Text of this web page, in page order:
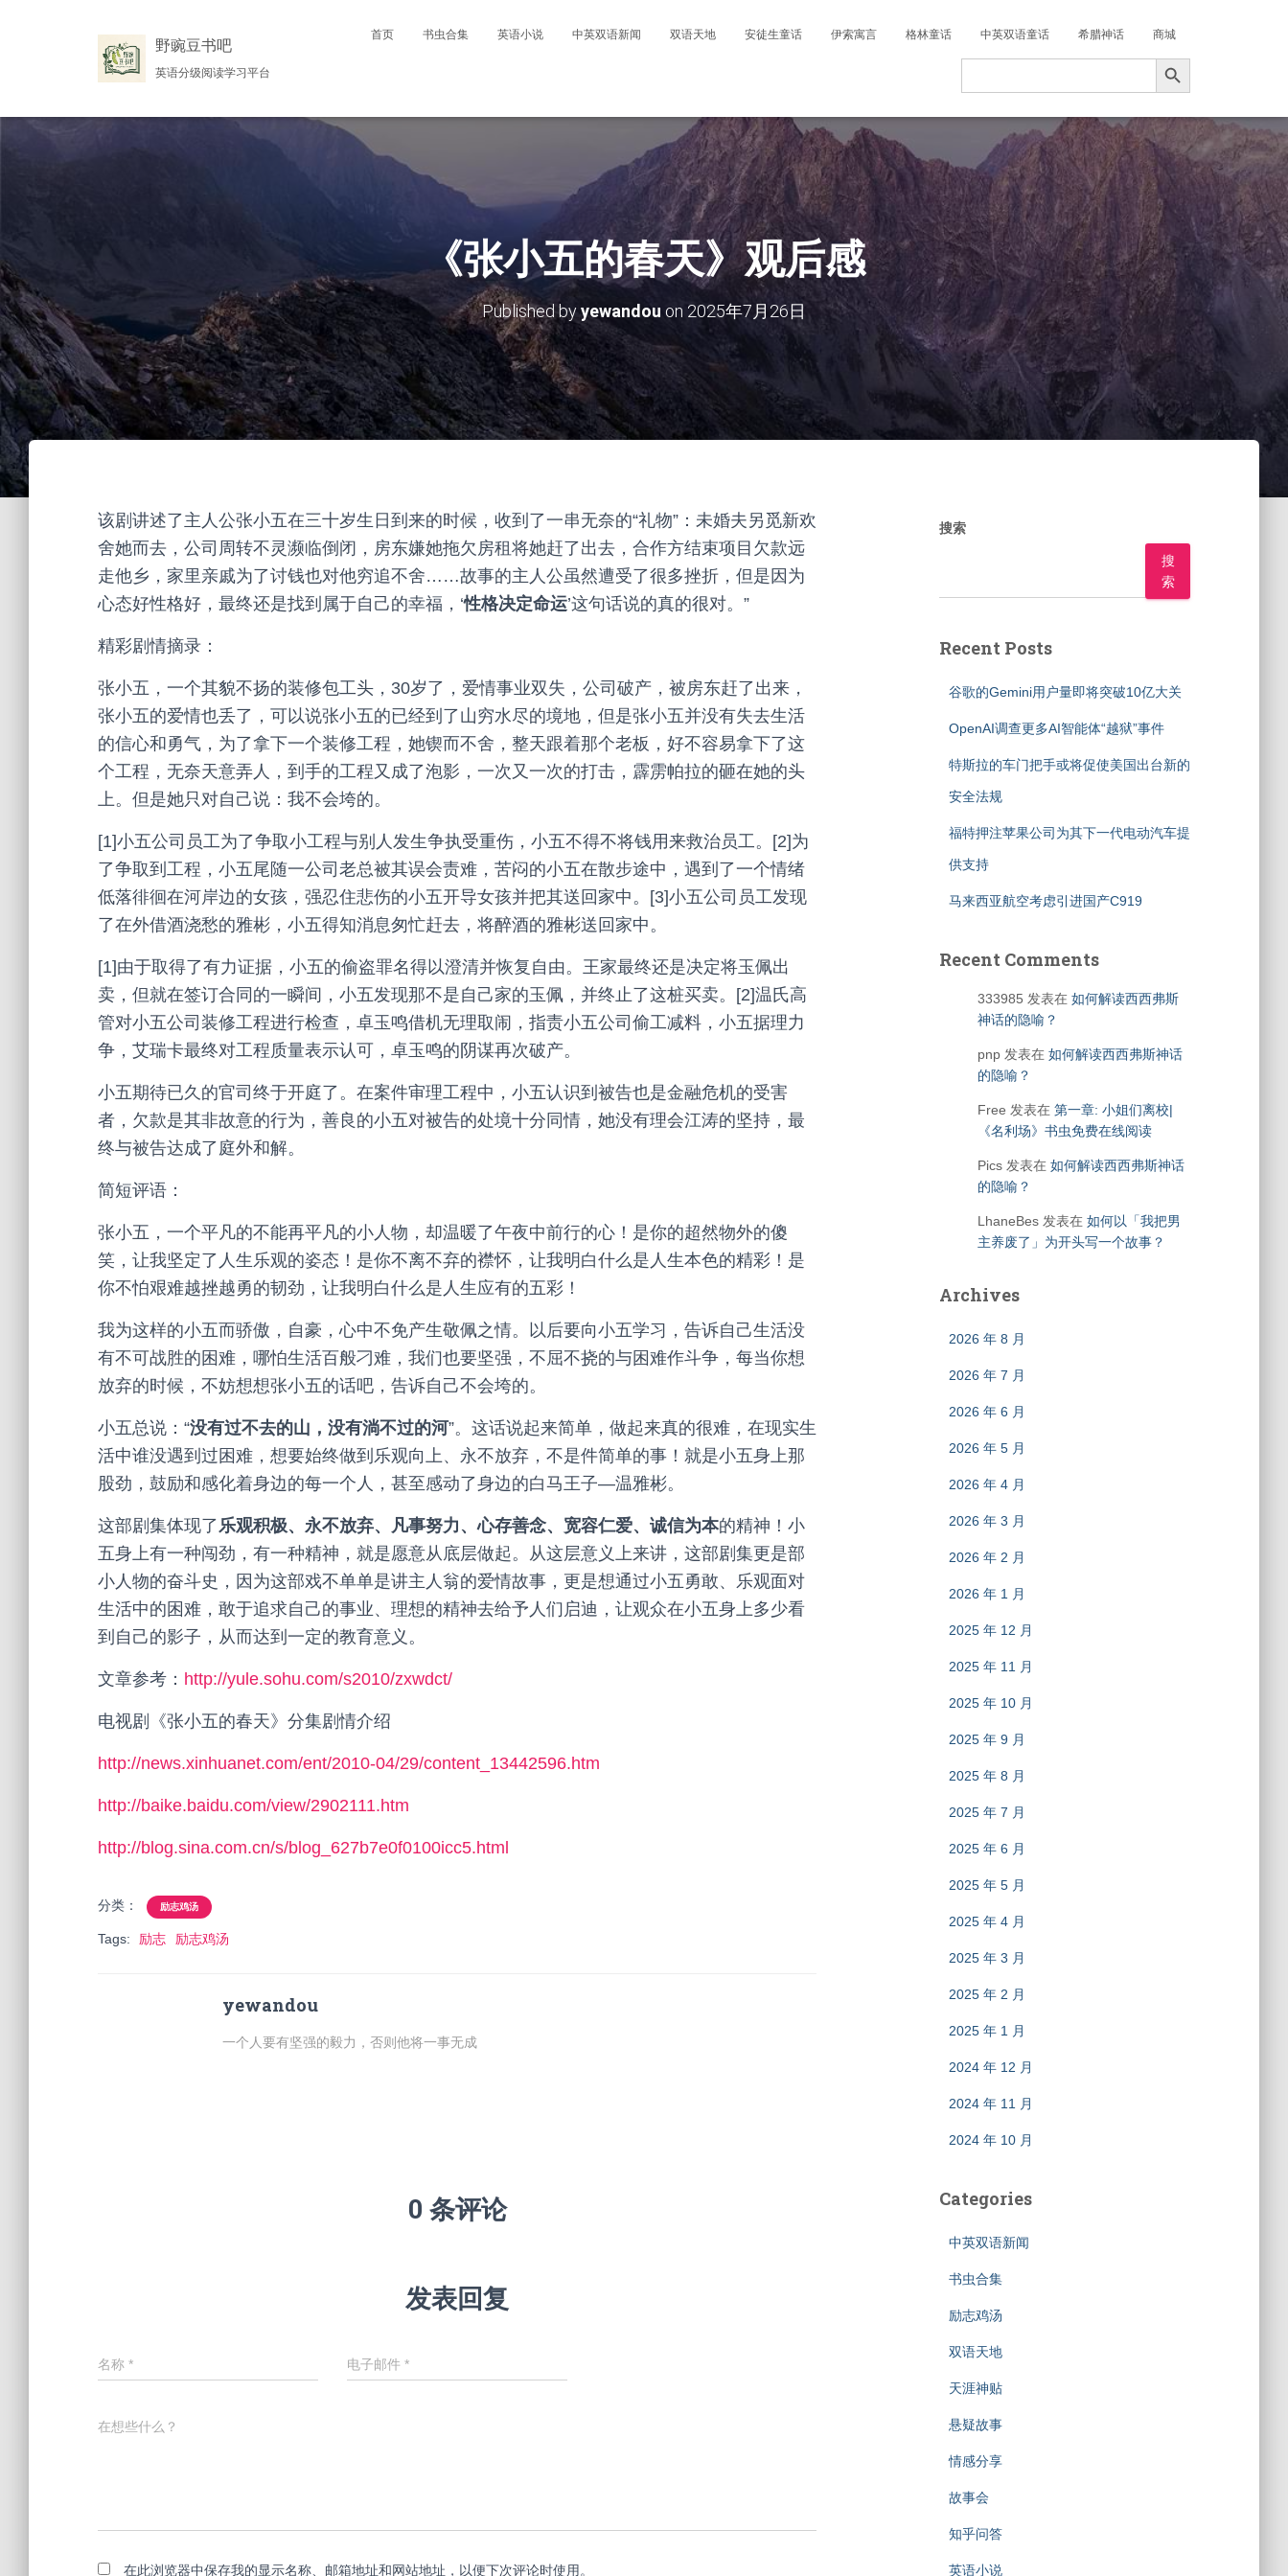
野豌豆书吧
英语分级阅读学习平台
首页 书虫合集 英语小说 中英双语新闻 双语天地 安徒生童话 伊索寓言 格林童话 中英双语童话 希腊神话 商城
Search
搜索按钮
《张小五的春天》观后感
Published byyewandou on 2025年7月26日
该剧讲述了主人公张小五在三十岁生日到来的时候，收到了一串无奈的“礼物”：未婚夫另觅新欢
舍她而去，公司周转不灵濒临倒闭，房东嫌她拖欠房租将她赶了出去，合作方结束项目欠款远
走他乡，家里亲戚为了讨钱也对他穷追不舍……故事的主人公虽然遭受了很多挫折，但是因为
心态好性格好，最终还是找到属于自己的幸福，‘性格决定命运’这句话说的真的很对。”
精彩剧情摘录：
张小五，一个其貌不扬的装修包工头，30岁了，爱情事业双失，公司破产，被房东赶了出来，
张小五的爱情也丢了，可以说张小五的已经到了山穷水尽的境地，但是张小五并没有失去生活
的信心和勇气，为了拿下一个装修工程，她锲而不舍，整天跟着那个老板，好不容易拿下了这
个工程，无奈天意弄人，到手的工程又成了泡影，一次又一次的打击，霹雳帕拉的砸在她的头
上。但是她只对自己说：我不会垮的。
[1]小五公司员工为了争取小工程与别人发生争执受重伤，小五不得不将钱用来救治员工。[2]为
了争取到工程，小五尾随一公司老总被其误会责难，苦闷的小五在散步途中，遇到了一个情绪
低落徘徊在河岸边的女孩，强忍住悲伤的小五开导女孩并把其送回家中。[3]小五公司员工发现
了在外借酒浇愁的雅彬，小五得知消息匆忙赶去，将醉酒的雅彬送回家中。
[1]由于取得了有力证据，小五的偷盗罪名得以澄清并恢复自由。王家最终还是决定将玉佩出
卖，但就在签订合同的一瞬间，小五发现那不是自己家的玉佩，并终止了这桩买卖。[2]温氏高
管对小五公司装修工程进行检查，卓玉鸣借机无理取闹，指责小五公司偷工减料，小五据理力
争，艾瑞卡最终对工程质量表示认可，卓玉鸣的阴谋再次破产。
小五期待已久的官司终于开庭了。在案件审理工程中，小五认识到被告也是金融危机的受害
者，欠款是其非故意的行为，善良的小五对被告的处境十分同情，她没有理会江涛的坚持，最
终与被告达成了庭外和解。
简短评语：
张小五，一个平凡的不能再平凡的小人物，却温暖了午夜中前行的心！是你的超然物外的傻
笑，让我坚定了人生乐观的姿态！是你不离不弃的襟怀，让我明白什么是人生本色的精彩！是
你不怕艰难越挫越勇的韧劲，让我明白什么是人生应有的五彩！
我为这样的小五而骄傲，自豪，心中不免产生敬佩之情。以后要向小五学习，告诉自己生活没
有不可战胜的困难，哪怕生活百般刁难，我们也要坚强，不屈不挠的与困难作斗争，每当你想
放弃的时候，不妨想想张小五的话吧，告诉自己不会垮的。
小五总说：“没有过不去的山，没有淌不过的河”。这话说起来简单，做起来真的很难，在现实生
活中谁没遇到过困难，想要始终做到乐观向上、永不放弃，不是件简单的事！就是小五身上那
股劲，鼓励和感化着身边的每一个人，甚至感动了身边的白马王子—温雅彬。
这部剧集体现了乐观积极、永不放弃、凡事努力、心存善念、宽容仁爱、诚信为本的精神！小
五身上有一种闯劲，有一种精神，就是愿意从底层做起。从这层意义上来讲，这部剧集更是部
小人物的奋斗史，因为这部戏不单单是讲主人翁的爱情故事，更是想通过小五勇敢、乐观面对
生活中的困难，敢于追求自己的事业、理想的精神去给予人们启迪，让观众在小五身上多少看
到自己的影子，从而达到一定的教育意义。
文章参考： http://yule.sohu.com/s2010/zxwdct/
电视剧《张小五的春天》分集剧情介绍
http://news.xinhuanet.com/ent/2010-04/29/content_13442596.htm
http://baike.baidu.com/view/2902111.htm
http://blog.sina.com.cn/s/blog_627b7e0f0100icc5.html
分类： 励志鸡汤
Tags: 励志 励志鸡汤
yewandou
一个人要有坚强的毅力，否则他将一事无成
0 条评论
发表回复
名称 * 电子邮件 *
在想些什么？
在此浏览器中保存我的显示名称、邮箱地址和网站地址，以便下次评论时使用。
搜索
搜
索
Recent Posts
谷歌的Gemini用户量即将突破10亿大关
OpenAI调查更多AI智能体“越狱”事件
特斯拉的车门把手或将促使美国出台新的
安全法规
福特押注苹果公司为其下一代电动汽车提
供支持
马来西亚航空考虑引进国产C919
Recent Comments
333985 发表在 如何解读西西弗斯
神话的隐喻？
pnp发表在 如何解读西西弗斯神话
的隐喻？
Free 发表在 第一章: 小姐们离校|
《名利场》书虫免费在线阅读
Pics发表在 如何解读西西弗斯神话
的隐喻？
LhaneBes发表在 如何以「我把男
主养废了」为开头写一个故事？
Archives
2026 年 8 月
2026 年 7 月
2026 年 6 月
2026 年 5 月
2026 年 4 月
2026 年 3 月
2026 年 2 月
2026 年 1 月
2025 年 12 月
2025 年 11 月
2025 年 10 月
2025 年 9 月
2025 年 8 月
2025 年 7 月
2025 年 6 月
2025 年 5 月
2025 年 4 月
2025 年 3 月
2025 年 2 月
2025 年 1 月
2024 年 12 月
2024 年 11 月
2024 年 10 月
Categories
中英双语新闻
书虫合集
励志鸡汤
双语天地
天涯神贴
悬疑故事
情感分享
故事会
知乎问答
英语小说